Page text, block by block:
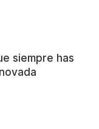
siempre has